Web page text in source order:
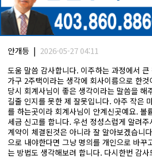
안개등 | 2026-05-27 04:11
도움 말씀 감사합니다. 이주하는 과정에서
가구 2주택이라는 생각에 회사이름으로 한
당시 회계사님이 좋은 생각이라는 말씀을 해
길줄 인지를 못한 제 잘못입니다. 아주 작은
를 하는곳이라 회계사님이 안계신곳예요. 볼
세금 신고를 합니다. 우선 정성스럽게 알려
계약이 체결된것은 아니라 잘 알아보겠습니
으로 내야한다면 그냥 명의를 개인으로 바꾸
는 방법도 생각해보려 합니다. 다시한번 감